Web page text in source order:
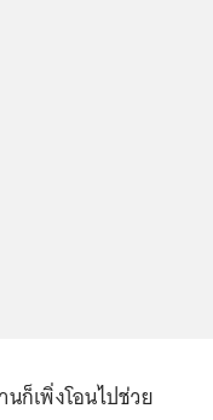
ก็เพิ่งโอนไปช่วย